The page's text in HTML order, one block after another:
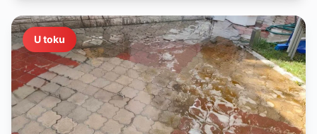
U toku